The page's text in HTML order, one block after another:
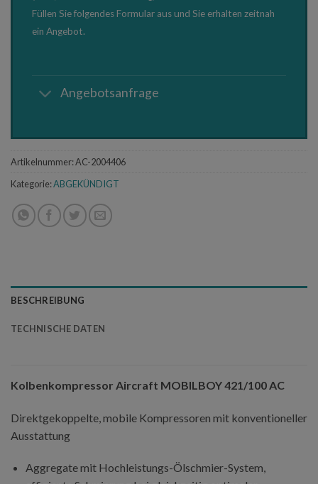
Füllen Sie folgendes Formular aus und Sie erhalten zeitnah
ein Angebot.
Angebotsanfrage
Artikelnummer:AC-2004406
Kategorie:ABGEKÜNDIGT
BESCHREIBUNG
TECHNISCHE DATEN
Kolbenkompressor Aircraft MOBILBOY 421/100 AC
Direktgekoppelte, mobile Kompressoren mit konventioneller
Ausstattung
Aggregate mit Hochleistungs-Ölschmier-System,